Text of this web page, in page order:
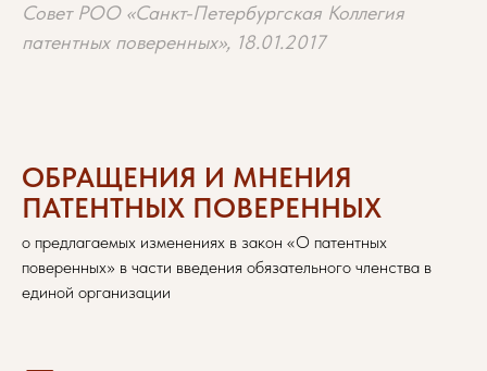
Совет РОО «Санкт-Петербургская Коллегия
патентных поверенных», 18.01.2017
ОБРАЩЕНИЯ И МНЕНИЯ
ПАТЕНТНЫХ ПОВЕРЕННЫХ
о предлагаемых изменениях в закон «О патентных
поверенных» в части введения обязательного членства в
единой организации